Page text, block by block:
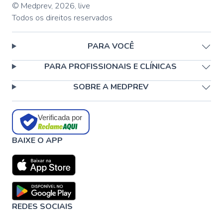
© Medprev, 2026, live
Todos os direitos reservados
PARA VOCÊ
PARA PROFISSIONAIS E CLÍNICAS
SOBRE A MEDPREV
Verificada por
BAIXE O APP
REDES SOCIAIS